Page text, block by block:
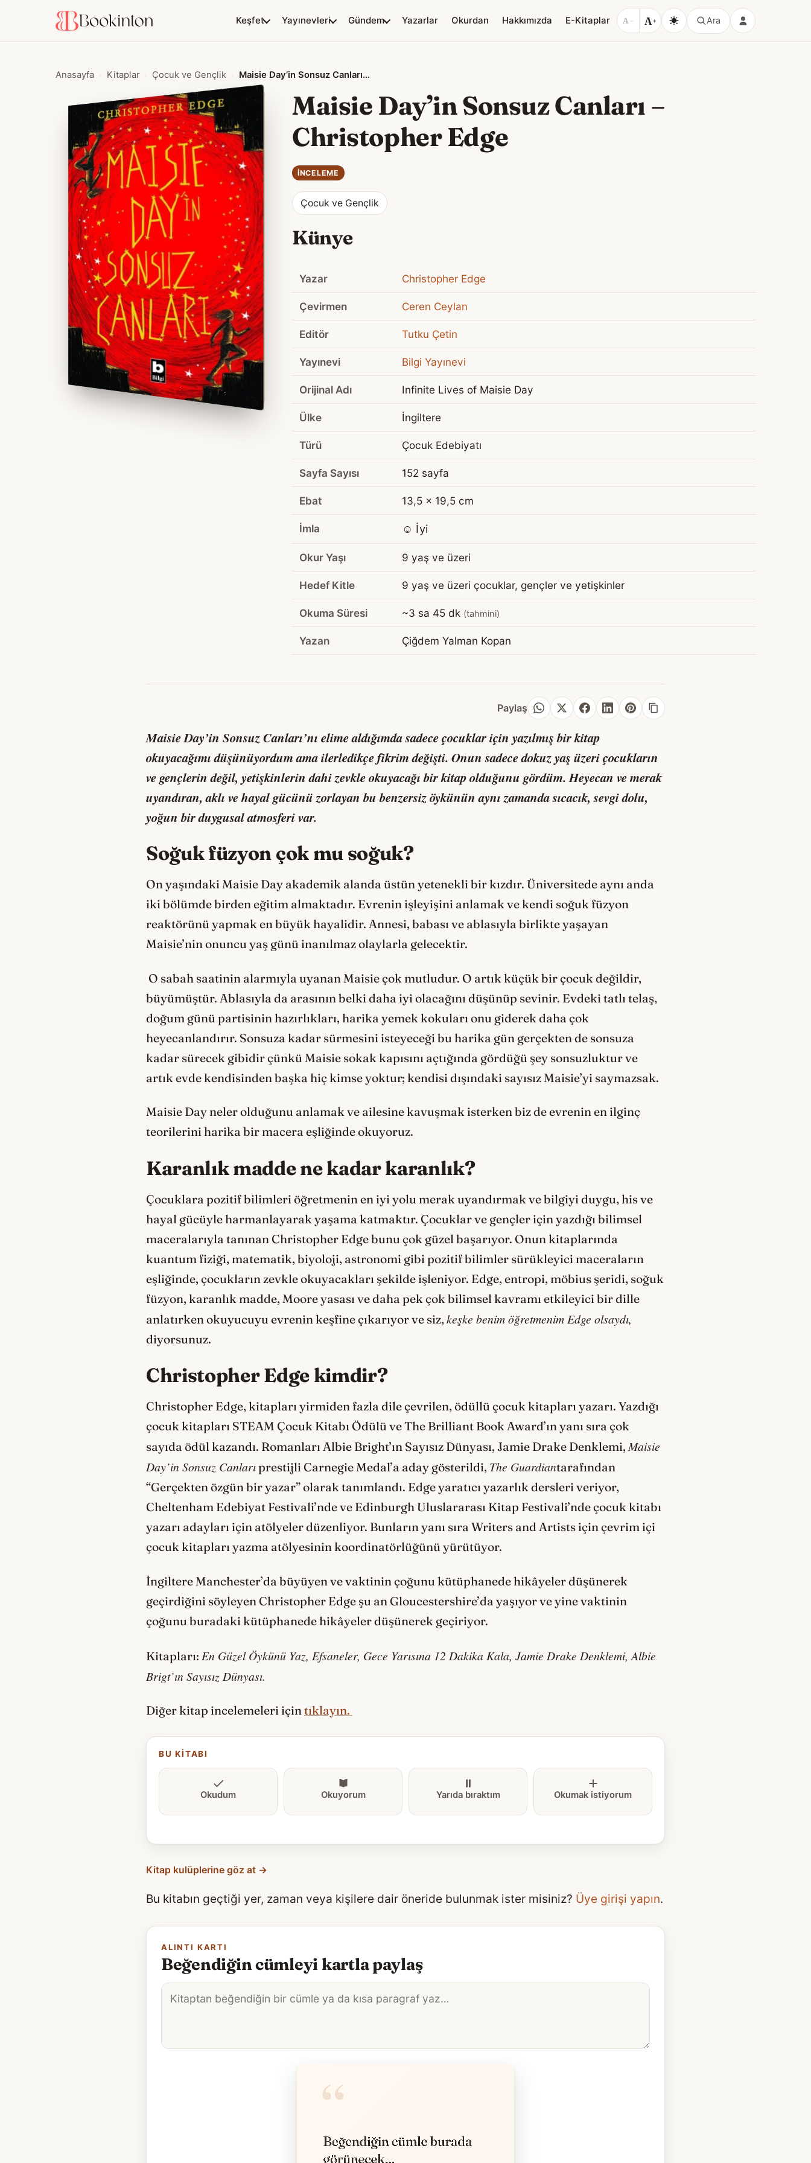
Keşfet Yayınevleri Gündem Yazarlar Okurdan Hakkımızda E-Kitaplar A − A+ Ara
Anasayfa Kitaplar Çocuk ve Gençlik Maisie Day’in Sonsuz Canları – Christopher Edge
Maisie Day’in Sonsuz Canları –
Christopher Edge
İNCELEME
Çocuk ve Gençlik
Künye
Yazar Christopher Edge
Çevirmen Ceren Ceylan
Editör Tutku Çetin
Yayınevi Bilgi Yayınevi
Orijinal Adı Infinite Lives of Maisie Day
Ülke İngiltere
Türü Çocuk Edebiyatı
Sayfa Sayısı 152 sayfa
Ebat 13,5 x 19,5 cm
İmla ☺️ İyi
Okur Yaşı 9 yaş ve üzeri
Hedef Kitle 9 yaş ve üzeri çocuklar, gençler ve yetişkinler
Okuma Süresi ~3 sa 45 dk (tahmini)
Yazan Çiğdem Yalman Kopan
Paylaş
Maisie Day’in Sonsuz Canları’nı elime aldığımda sadece çocuklar için yazılmış bir kitap
okuyacağımı düşünüyordum ama ilerledikçe fikrim değişti. Onun sadece dokuz yaş üzeri çocukların
ve gençlerin değil, yetişkinlerin dahi zevkle okuyacağı bir kitap olduğunu gördüm. Heyecan ve merak
uyandıran, aklı ve hayal gücünü zorlayan bu benzersiz öykünün aynı zamanda sıcacık, sevgi dolu,
yoğun bir duygusal atmosferi var.
Soğuk füzyon çok mu soğuk?
On yaşındaki Maisie Day akademik alanda üstün yetenekli bir kızdır. Üniversitede aynı anda
iki bölümde birden eğitim almaktadır. Evrenin işleyişini anlamak ve kendi soğuk füzyon
reaktörünü yapmak en büyük hayalidir. Annesi, babası ve ablasıyla birlikte yaşayan
Maisie’nin onuncu yaş günü inanılmaz olaylarla gelecektir.
O sabah saatinin alarmıyla uyanan Maisie çok mutludur. O artık küçük bir çocuk değildir,
büyümüştür. Ablasıyla da arasının belki daha iyi olacağını düşünüp sevinir. Evdeki tatlı telaş,
doğum günü partisinin hazırlıkları, harika yemek kokuları onu giderek daha çok
heyecanlandırır. Sonsuza kadar sürmesini isteyeceği bu harika gün gerçekten de sonsuza
kadar sürecek gibidir çünkü Maisie sokak kapısını açtığında gördüğü şey sonsuzluktur ve
artık evde kendisinden başka hiç kimse yoktur; kendisi dışındaki sayısız Maisie’yi saymazsak.
Maisie Day neler olduğunu anlamak ve ailesine kavuşmak isterken biz de evrenin en ilginç
teorilerini harika bir macera eşliğinde okuyoruz.
Karanlık madde ne kadar karanlık?
Çocuklara pozitif bilimleri öğretmenin en iyi yolu merak uyandırmak ve bilgiyi duygu, his ve
hayal gücüyle harmanlayarak yaşama katmaktır. Çocuklar ve gençler için yazdığı bilimsel
maceralarıyla tanınan Christopher Edge bunu çok güzel başarıyor. Onun kitaplarında
kuantum fiziği, matematik, biyoloji, astronomi gibi pozitif bilimler sürükleyici maceraların
eşliğinde, çocukların zevkle okuyacakları şekilde işleniyor. Edge, entropi, möbius şeridi, soğuk
füzyon, karanlık madde, Moore yasası ve daha pek çok bilimsel kavramı etkileyici bir dille
anlatırken okuyucuyu evrenin keşfine çıkarıyor ve siz, keşke benim öğretmenim Edge olsaydı,
diyorsunuz.
Christopher Edge kimdir?
Christopher Edge, kitapları yirmiden fazla dile çevrilen, ödüllü çocuk kitapları yazarı. Yazdığı
çocuk kitapları STEAM Çocuk Kitabı Ödülü ve The Brilliant Book Award’ın yanı sıra çok
sayıda ödül kazandı. Romanları Albie Bright’ın Sayısız Dünyası, Jamie Drake Denklemi,Maisie
Day’in Sonsuz Canlarıprestijli Carnegie Medal’a aday gösterildi, The Guardiantarafından
“Gerçekten özgün bir yazar” olarak tanımlandı. Edge yaratıcı yazarlık dersleri veriyor,
Cheltenham Edebiyat Festivali’nde ve Edinburgh Uluslararası Kitap Festivali’nde çocuk kitabı
yazarı adayları için atölyeler düzenliyor. Bunların yanı sıra Writers and Artists için çevrim içi
çocuk kitapları yazma atölyesinin koordinatörlüğünü yürütüyor.
İngiltere Manchester’da büyüyen ve vaktinin çoğunu kütüphanede hikâyeler düşünerek
geçirdiğini söyleyen Christopher Edge şu an Gloucestershire’da yaşıyor ve yine vaktinin
çoğunu buradaki kütüphanede hikâyeler düşünerek geçiriyor.
Kitapları: En Güzel Öykünü Yaz, Efsaneler, Gece Yarısına 12 Dakika Kala, Jamie Drake Denklemi, Albie
Brigt’ın Sayısız Dünyası.
Diğer kitap incelemeleri içintıklayın.
BU KITABI
Okudum Okuyorum Yarıda bıraktım Okumak istiyorum
Kitap kulüplerine göz at →
Bu kitabın geçtiği yer, zaman veya kişilere dair öneride bulunmak ister misiniz? Üye girişi yapın.
ALINTI KARTI
Beğendiğin cümleyi kartla paylaş
Alıntı
metni